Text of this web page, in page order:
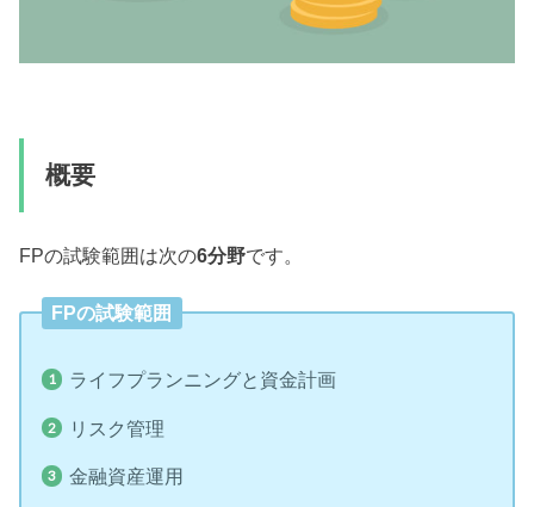
概要
FPの試験範囲は次の6分野です。
FPの試験範囲
ライフプランニングと資金計画
リスク管理
金融資産運用